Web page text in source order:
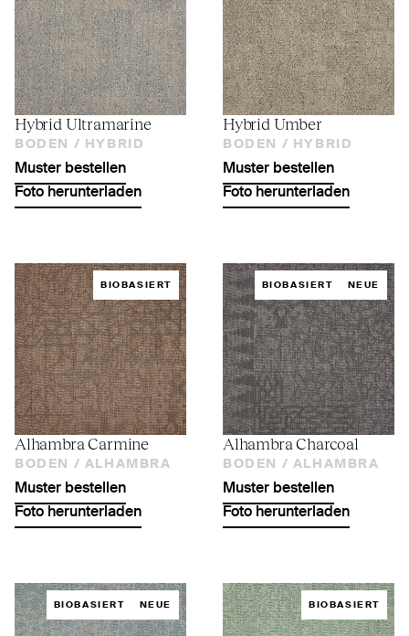
Hybrid Ultramarine
BODEN / HYBRID
Muster bestellen
Foto herunterladen
Hybrid Umber
BODEN / HYBRID
Muster bestellen
Foto herunterladen
BIOBASIERT
Alhambra Carmine
BODEN / ALHAMBRA
Muster bestellen
Foto herunterladen
BIOBASIERT NEUE
Alhambra Charcoal
BODEN / ALHAMBRA
Muster bestellen
Foto herunterladen
BIOBASIERT NEUE BIOBASIERT